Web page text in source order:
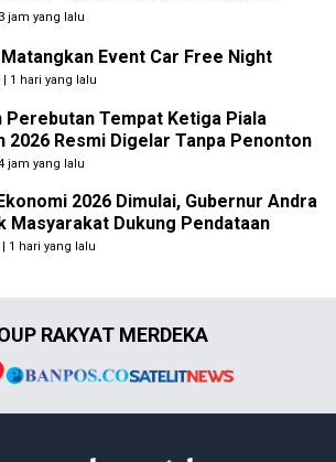
jam yang lalu
Event Car Free Night
| 1 hari yang lalu
Perebutan Tempat Ketiga Piala
2026 Resmi Digelar Tanpa Penonton
jam yang lalu
2026 Dimulai, Gubernur Andra
Masyarakat Dukung Pendataan
| 1 hari yang lalu
RAKYAT MERDEKA